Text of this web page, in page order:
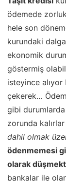
ödemede
hele son
kurundaki
ekonomik
göstermiş
isteyince alıyor
çekerek…
gibi
zorunda
dahil olmak
ödenmemesi
olarak
bankalar ile